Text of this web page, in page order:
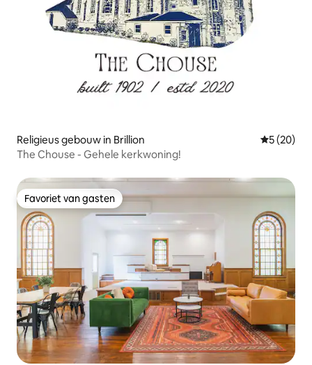
Religieus gebouw in Brillion
5 (20)
The Chouse - Gehele kerkwoning!
Favoriet van gasten
Favoriet van gasten